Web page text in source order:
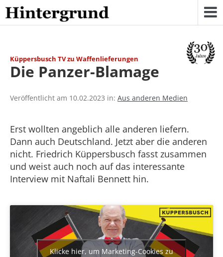
Skip
to
content
Küppersbusch TV zu Waffenlieferungen
Die Panzer-Blamage
Veröffentlicht am 10.02.2023 in: Aus anderen Medien
Erst wollten angeblich alle anderen liefern.
Dann auch Deutschland. Jetzt aber die anderen
nicht. Friedrich Küppersbusch fasst zusammen
und weist auch noch auf das interessante
Interview mit Naftali Bennett hin.
Klicke hier, um Marketing-Cookies zu